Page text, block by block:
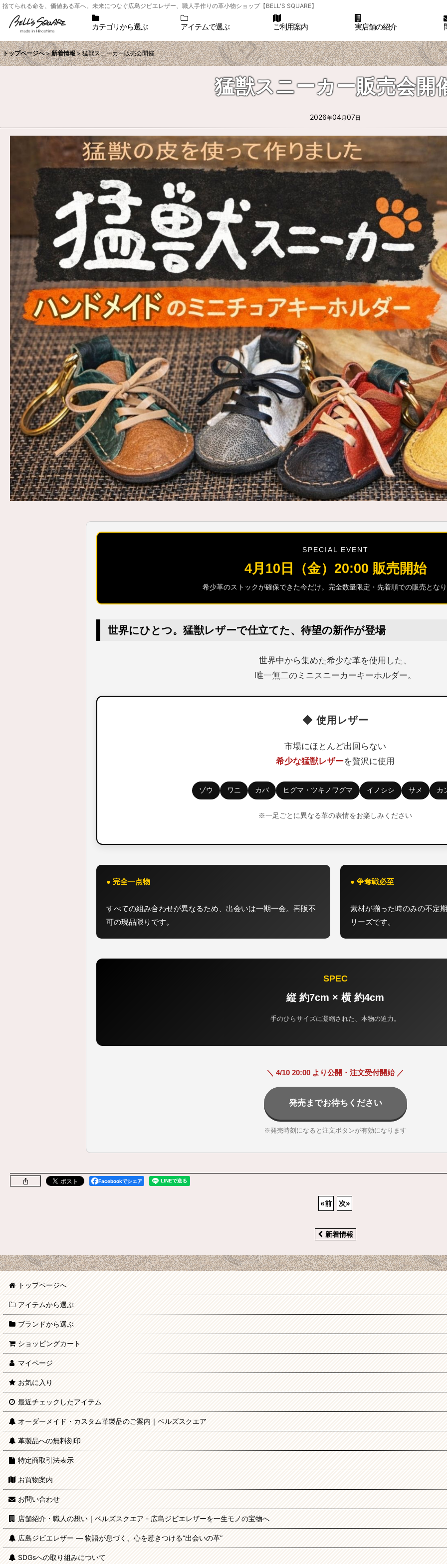
捨てられる命を、価値ある革へ。未来につなぐ広島ジビエレザー、職人手作りの革小物ショップ【BELL'S SQUARE】
カテゴリから選ぶ アイテムで選ぶ ご利用案内 実店舗の紹介
トップページへ > 新着情報 > 猛獣スニーカー販売会開催
猛獣スニーカー販売会開
2026年04月07日
SPECIAL EVENT
4月10日（金）20:00 販売開始
希少革のストックが確保できた今だけ。完全数量限定・先着順での販売とな
世界にひとつ。猛獣レザーで仕立てた、待望の新作が登場
世界中から集めた希少な革を使用した、
唯一無二のミニスニーカーキーホルダー。
◆ 使用レザー
市場にほとんど出回らない
希少な猛獣レザーを贅沢に使用
ゾウ ワニ カバ ヒグマ・ツキノワグマ イノシシ サメ カ
※一足ごとに異なる革の表情をお楽しみください
● 完全一点物
すべての組み合わせが異なるため、出会いは一期一会。再販不
可の現品限りです。
● 争奪戦必至
素材が揃った時のみの不定
リーズです。
SPEC
縦 約7cm × 横 約4cm
手のひらサイズに凝縮された、本物の迫力。
＼ 4/10 20:00 より公開・注文受付開始 ／
発売までお待ちください
※発売時刻になると注文ボタンが有効になります
Facebookでシェア
«前 次»
新着情報
トップページへ
アイテムから選ぶ
ブランドから選ぶ
ショッピングカート
マイページ
お気に入り
最近チェックしたアイテム
オーダーメイド・カスタム革製品のご案内｜ベルズスクエア
革製品への無料刻印
特定商取引法表示
お買物案内
お問い合わせ
店舗紹介・職人の想い｜ベルズスクエア - 広島ジビエレザーを一生モノの宝物へ
広島ジビエレザー — 物語が息づく、心を惹きつける“出会いの革”
SDGsへの取り組みについて